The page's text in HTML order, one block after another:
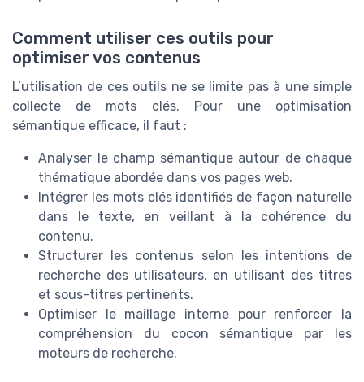
Comment utiliser ces outils pour
optimiser vos contenus
L’utilisation de ces outils ne se limite pas à une simple
collecte de mots clés. Pour une optimisation
sémantique efficace, il faut :
Analyser le champ sémantique autour de chaque
thématique abordée dans vos pages web.
Intégrer les mots clés identifiés de façon naturelle
dans le texte, en veillant à la cohérence du
contenu.
Structurer les contenus selon les intentions de
recherche des utilisateurs, en utilisant des titres
et sous-titres pertinents.
Optimiser le maillage interne pour renforcer la
compréhension du cocon sémantique par les
moteurs de recherche.